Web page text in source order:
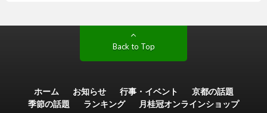
Back to Top
ホーム お知らせ 行事・イベント
京都の話題
季節の話題
ランキング 月桂冠オンラインショップ